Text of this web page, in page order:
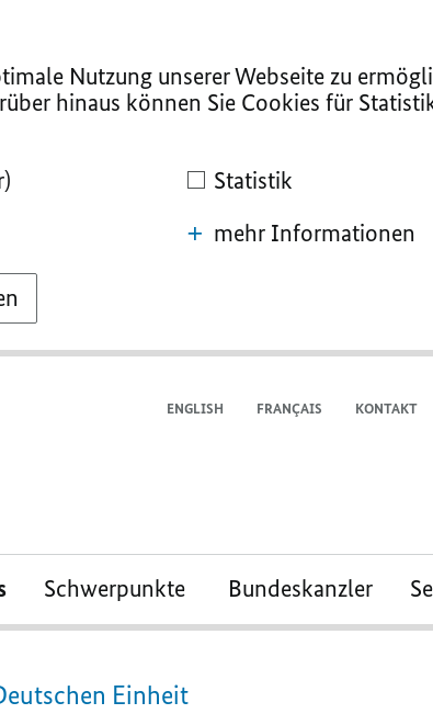
Nutzung unserer Webseite zu
hinaus können Sie Cookies für
Statistik
mehr Informationen
ENGLISH FRANÇAIS KONTAKT
Schwerpunkte Bundeskanzler
Einheit